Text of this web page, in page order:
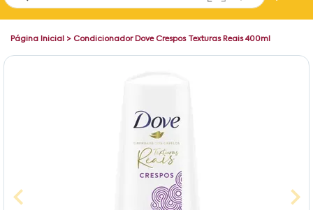
Bahia
Página Inicial > Condicionador Dove Crespos Texturas Reais 400ml